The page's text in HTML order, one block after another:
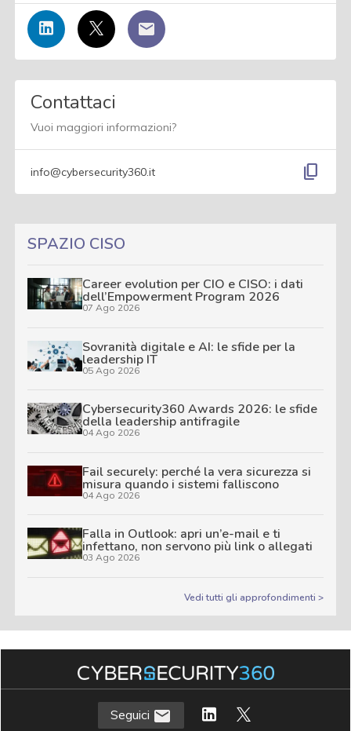
Contattaci
Vuoi maggiori informazioni?
info@cybersecurity360.it content_copy
SPAZIO CISO
Career evolution per CIO e CISO: i dati
dell’Empowerment Program 2026
07 Ago 2026
Sovranità digitale e AI: le sfide per la
leadership IT
05 Ago 2026
Cybersecurity360 Awards 2026: le sfide
della leadership antifragile
04 Ago 2026
Fail securely: perché la vera sicurezza si
misura quando i sistemi falliscono
04 Ago 2026
Falla in Outlook: apri un’e-mail e ti
infettano, non servono più link o allegati
03 Ago 2026
Vedi tutti gli approfondimenti >
Seguici